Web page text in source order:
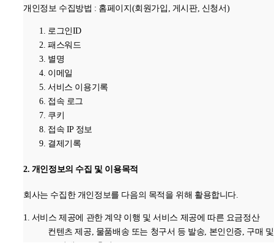
개인정보 수집방법 : 홈페이지(회원가입, 게시판, 신청서)
로그인ID
패스워드
별명
이메일
서비스 이용기록
접속 로그
쿠키
접속 IP 정보
결제기록
2. 개인정보의 수집 및 이용목적
회사는 수집한 개인정보를 다음의 목적을 위해 활용합니다.
1. 서비스 제공에 관한 계약 이행 및 서비스 제공에 따른 요금정산
컨텐츠 제공, 물품배송 또는 청구서 등 발송, 본인인증, 구매